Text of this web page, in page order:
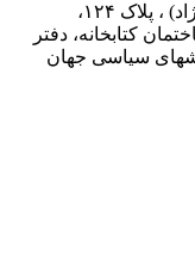
پاسداران، گلستان یکم (شهید مؤمن نژاد) ، پلاک ۱۲۴،
کتابخانه، دفتر
سیاسی جهان